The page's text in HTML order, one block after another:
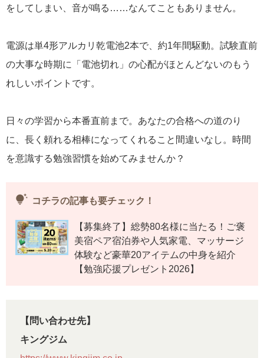
をしてしまい、音が鳴る……なんてこともありません。
電源は単4形アルカリ乾電池2本で、約1年間駆動。試験直前
の大事な時期に「電池切れ」の心配がほとんどないのもう
れしいポイントです。
日々の学習から本番直前まで。あなたの合格への道のり
に、長く頼れる相棒になってくれること間違いなし。時間
を意識する勉強習慣を始めてみませんか？
tips_and_updates コチラの記事も要チェック！
【募集終了】総勢80名様に当たる！ご褒
美宿ペア宿泊券や人気家電、マッサージ
体験など豪華20アイテムの中身を紹介
【勉強応援プレゼント2026】
【問い合わせ先】
キングジム